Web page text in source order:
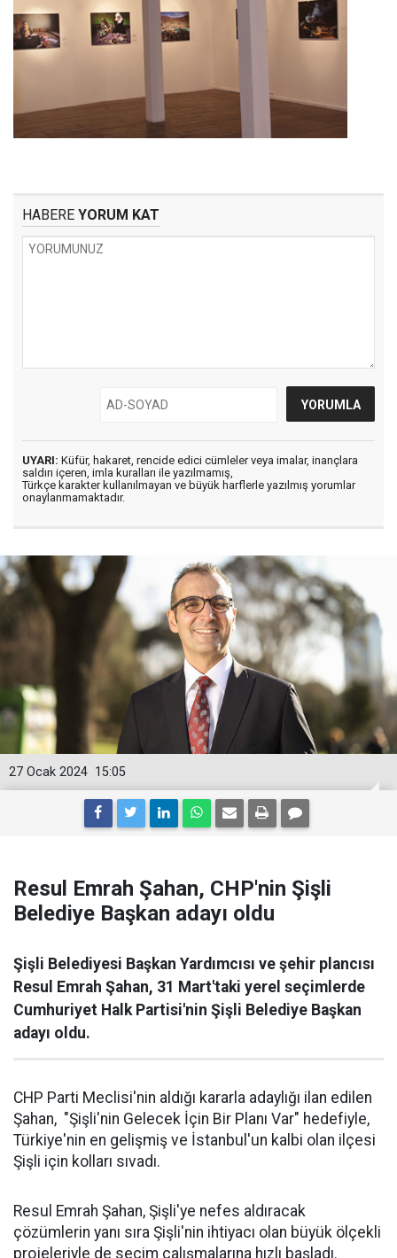
HABERE YORUM KAT
UYARI: Küfür, hakaret, rencide edici cümleler veya imalar, inançlara
saldırı içeren, imla kuralları ile yazılmamış,
Türkçe karakter kullanılmayan ve büyük harflerle yazılmış yorumlar
onaylanmamaktadır.
15:05
27 Ocak 2024
Resul Emrah Şahan, CHP'nin Şişli
Belediye Başkan adayı oldu
Şişli Belediyesi Başkan Yardımcısı ve şehir plancısı
Resul Emrah Şahan, 31 Mart'taki yerel seçimlerde
Cumhuriyet Halk Partisi'nin Şişli Belediye Başkan
adayı oldu.
CHP Parti Meclisi'nin aldığı kararla adaylığı ilan edilen
Şahan, "Şişli'nin Gelecek İçin Bir Planı Var" hedefiyle,
Türkiye'nin en gelişmiş ve İstanbul'un kalbi olan ilçesi
Şişli için kolları sıvadı.
Resul Emrah Şahan, Şişli'ye nefes aldıracak
çözümlerin yanı sıra Şişli'nin ihtiyacı olan büyük ölçekli
projeleriyle de seçim çalışmalarına hızlı başladı.